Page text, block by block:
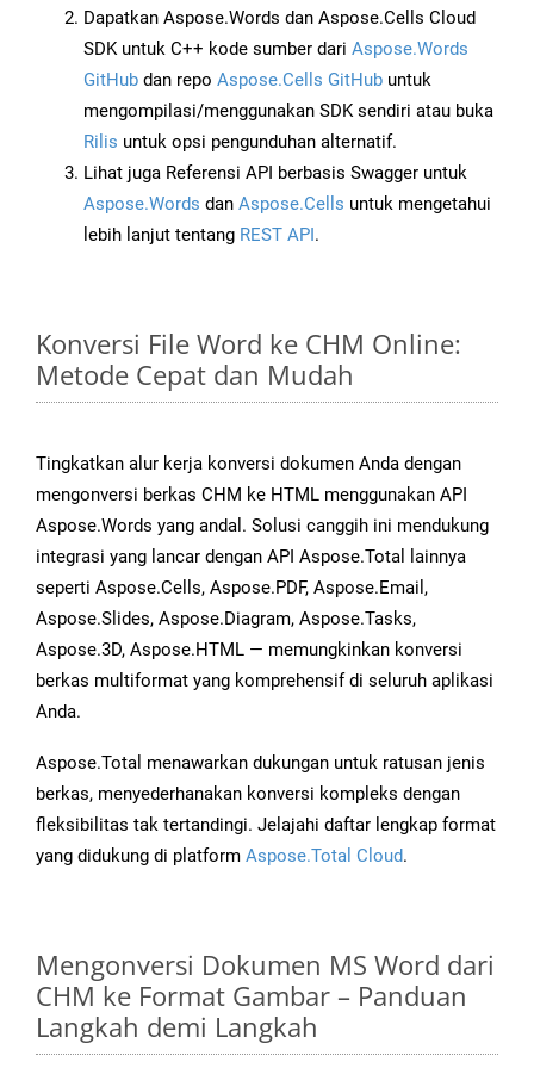
Dapatkan Aspose.Words dan Aspose.Cells Cloud
SDK untuk C++ kode sumber dari Aspose.Words
GitHub dan repo Aspose.Cells GitHub untuk
mengompilasi/menggunakan SDK sendiri atau buka
Rilis untuk opsi pengunduhan alternatif.
Lihat juga Referensi API berbasis Swagger untuk
Aspose.Words dan Aspose.Cells untuk mengetahui
lebih lanjut tentang REST API.
Konversi File Word ke CHM Online:
Metode Cepat dan Mudah
Tingkatkan alur kerja konversi dokumen Anda dengan
mengonversi berkas CHM ke HTML menggunakan API
Aspose.Words yang andal. Solusi canggih ini mendukung
integrasi yang lancar dengan API Aspose.Total lainnya
seperti Aspose.Cells, Aspose.PDF, Aspose.Email,
Aspose.Slides, Aspose.Diagram, Aspose.Tasks,
Aspose.3D, Aspose.HTML — memungkinkan konversi
berkas multiformat yang komprehensif di seluruh aplikasi
Anda.
Aspose.Total menawarkan dukungan untuk ratusan jenis
berkas, menyederhanakan konversi kompleks dengan
fleksibilitas tak tertandingi. Jelajahi daftar lengkap format
yang didukung di platform Aspose.Total Cloud.
Mengonversi Dokumen MS Word dari
CHM ke Format Gambar – Panduan
Langkah demi Langkah